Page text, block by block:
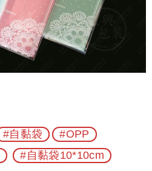
#自黏袋
#OPP
#自黏袋10*10cm